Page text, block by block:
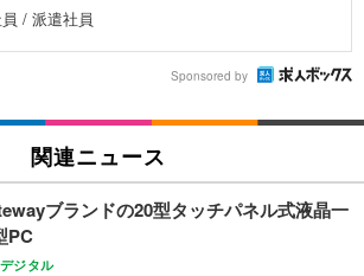
/ 派遣社員
Sponsored by
関連ニュース
ブランドの20型タッチパネル式液晶一
PC
ジタル